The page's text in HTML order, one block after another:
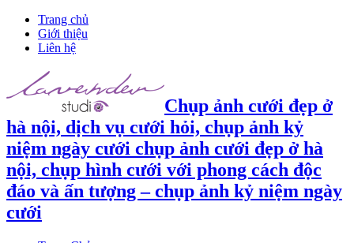
Trang chủ
Giới thiệu
Liên hệ
Chụp ảnh cưới đẹp ở
hà nội, dịch vụ cưới hỏi, chụp ảnh kỷ
niệm ngày cưới chụp ảnh cưới đẹp ở hà
nội, chụp hình cưới với phong cách độc
đáo và ấn tượng – chụp ảnh kỷ niệm ngày
cưới